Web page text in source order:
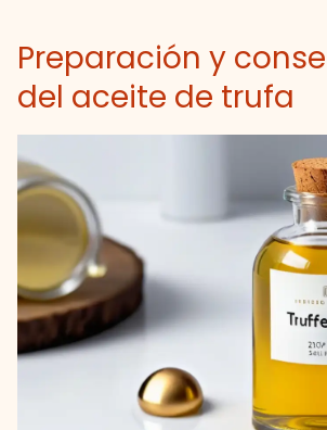
Preparación y
del aceite de trufa